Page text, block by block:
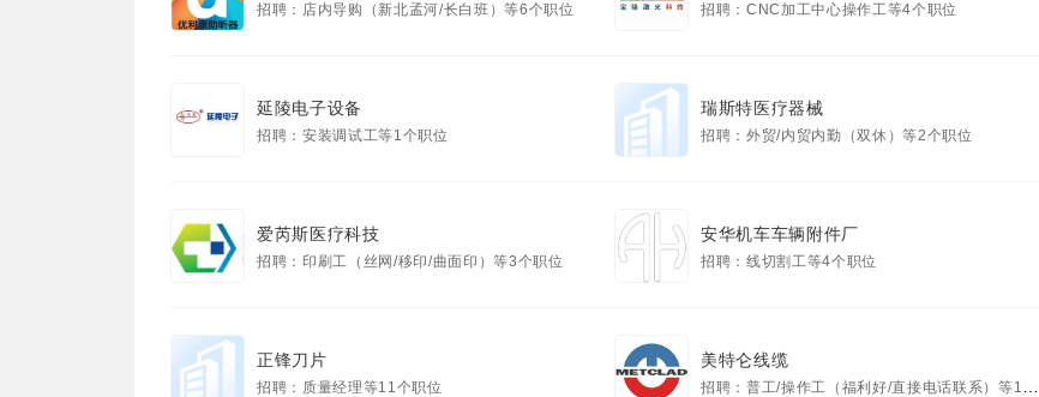
招聘：店内导购（新北孟河/长白班）等6个职位 招聘：CNC加工中心操作工等4个职位
延陵电子设备
招聘：安装调试工等1个职位
瑞斯特医疗器械
招聘：外贸/内贸内勤（双休）等2个职位
爱芮斯医疗科技
招聘：印刷工（丝网/移印/曲面印）等3个职位
安华机车车辆附件厂
招聘：线切割工等4个职位
正锋刀片
招聘：质量经理等11个职位
美特仑线缆
招聘：普工/操作工（福利好/直接电话联系）等1个职位